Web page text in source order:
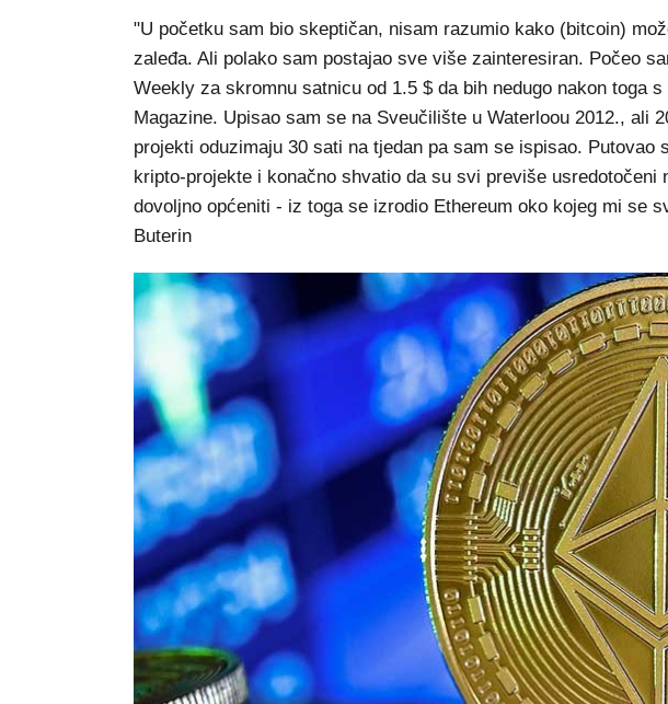
"U početku sam bio skeptičan, nisam razumio kako (bitcoin)
zaleđa. Ali polako sam postajao sve više zainteresiran. Počeo
Weekly za skromnu satnicu od 1.5 $ da bih nedugo nakon toga
Magazine. Upisao sam se na Sveučilište u Waterloou 2012., ali
projekti oduzimaju 30 sati na tjedan pa sam se ispisao. Putovao
kripto-projekte i konačno shvatio da su svi previše usredotočeni
dovoljno općeniti - iz toga se izrodio Ethereum oko kojeg mi se
Buterin